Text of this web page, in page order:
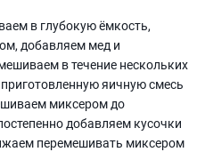
в глубокую ёмкость,
добавляем мед и
в течение нескольких
яичную смесь
миксером до
добавляем кусочки
перемешивать миксером